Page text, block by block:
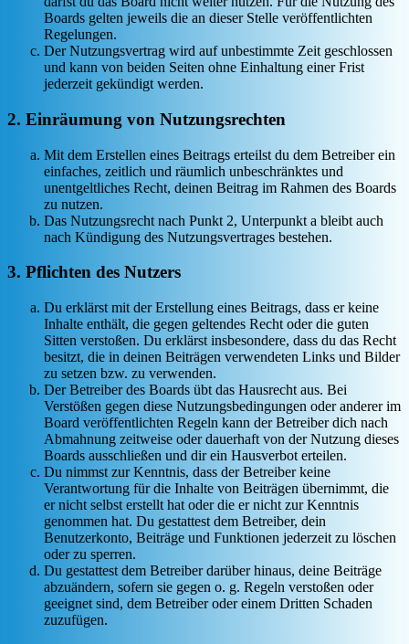
Boards gelten jeweils die an dieser Stelle veröffentlichten
Regelungen.
Der Nutzungsvertrag wird auf unbestimmte Zeit geschlossen
und kann von beiden Seiten ohne Einhaltung einer Frist
jederzeit gekündigt werden.
2. Einräumung von Nutzungsrechten
Mit dem Erstellen eines Beitrags erteilst du dem Betreiber ein
einfaches, zeitlich und räumlich unbeschränktes und
unentgeltliches Recht, deinen Beitrag im Rahmen des Boards
zu nutzen.
Das Nutzungsrecht nach Punkt 2, Unterpunkt a bleibt auch
nach Kündigung des Nutzungsvertrages bestehen.
3. Pflichten des Nutzers
Du erklärst mit der Erstellung eines Beitrags, dass er keine
Inhalte enthält, die gegen geltendes Recht oder die guten
Sitten verstoßen. Du erklärst insbesondere, dass du das Recht
besitzt, die in deinen Beiträgen verwendeten Links und Bilder
zu setzen bzw. zu verwenden.
Der Betreiber des Boards übt das Hausrecht aus. Bei
Verstößen gegen diese Nutzungsbedingungen oder anderer im
Board veröffentlichten Regeln kann der Betreiber dich nach
Abmahnung zeitweise oder dauerhaft von der Nutzung dieses
Boards ausschließen und dir ein Hausverbot erteilen.
Du nimmst zur Kenntnis, dass der Betreiber keine
Verantwortung für die Inhalte von Beiträgen übernimmt, die
er nicht selbst erstellt hat oder die er nicht zur Kenntnis
genommen hat. Du gestattest dem Betreiber, dein
Benutzerkonto, Beiträge und Funktionen jederzeit zu löschen
oder zu sperren.
Du gestattest dem Betreiber darüber hinaus, deine Beiträge
abzuändern, sofern sie gegen o. g. Regeln verstoßen oder
geeignet sind, dem Betreiber oder einem Dritten Schaden
zuzufügen.